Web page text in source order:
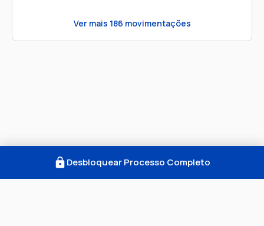
Ver mais 186 movimentações
Desbloquear Processo Completo